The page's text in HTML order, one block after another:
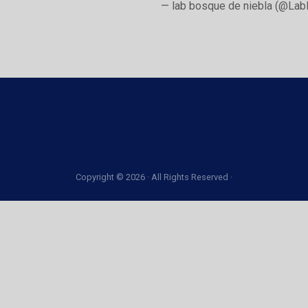
— lab bosque de niebla
Copyright © 2026 · All Rights Reserved ·